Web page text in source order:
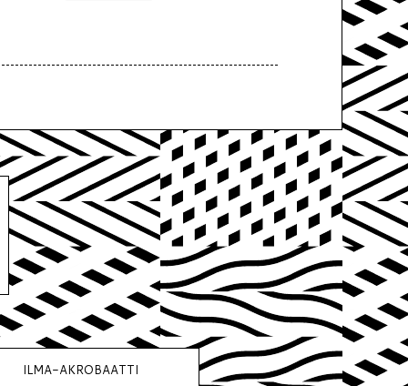
ILMA-AKROBAATTI